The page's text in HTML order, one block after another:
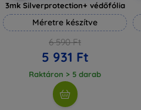
3mk Silverprotection+ védőfólia
Méretre készítve
6 590 Ft
5 931 Ft
Raktáron > 5 darab